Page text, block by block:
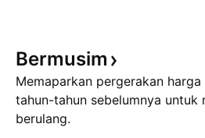
Bermusim
Memaparkan pergerakan
tahun-tahun sebelumnya untuk
berulang.